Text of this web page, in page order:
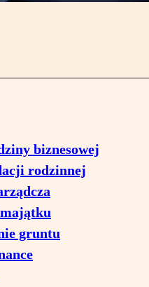
biznesowej
rodzinnej
gruntu